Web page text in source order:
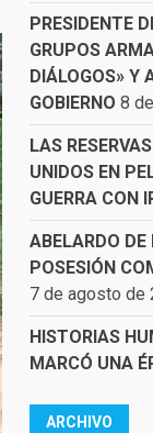
PRESIDENTE
GRUPOS
DIÁLOGOS» Y
GOBIERNO 8
LAS
UNIDOS EN
GUERRA CON
ABELARDO
POSESIÓN
7 de agosto de
HISTORIAS
MARCÓ UNA
ARCHIVO